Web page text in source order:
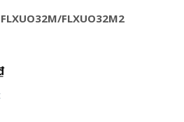
FLXUO32M2